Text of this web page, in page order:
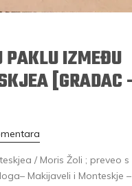
PAKLU IZMEĐU
[GRADAC
/ Moris Žoli ; preveo
Makijaveli i Monteskje